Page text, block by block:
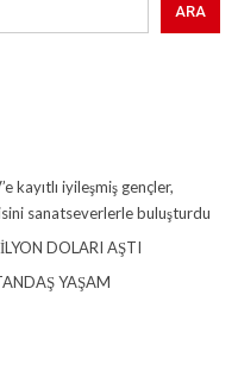
ARA
kayıtlı iyileşmiş gençler,
sanatseverlerle buluşturdu
DOLARI AŞTI
YAŞAM